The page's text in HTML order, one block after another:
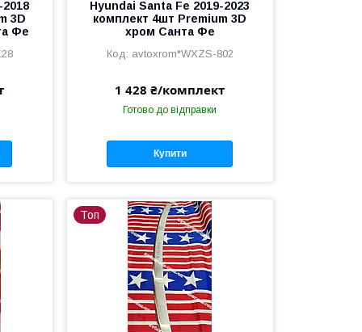
3D
Фе
Hyundai Santa Fe 2019-2023
комплект 4шт Premium 3D
хром Санта Фе
avtoxrom*WXZS-802
1 428 ₴/комплект
Готово до відправки
Купити
Топ